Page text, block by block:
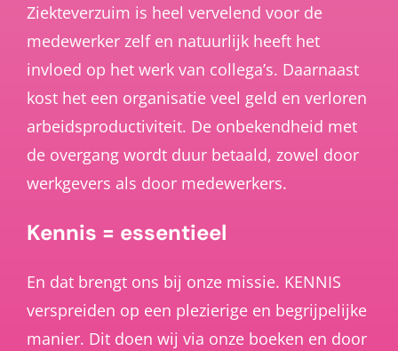
Ziekteverzuim is heel vervelend voor de
medewerker zelf en natuurlijk heeft het
invloed op het werk van collega’s. Daarnaast
kost het een organisatie veel geld en verloren
arbeidsproductiviteit. De onbekendheid met
de overgang wordt duur betaald, zowel door
werkgevers als door medewerkers.
Kennis = essentieel
En dat brengt ons bij onze missie. KENNIS
verspreiden op een plezierige en begrijpelijke
manier. Dit doen wij via onze boeken en door